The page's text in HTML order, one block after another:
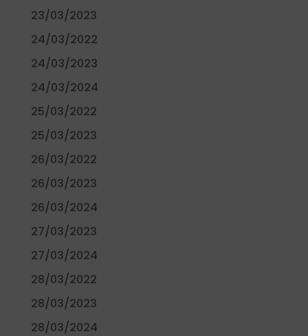
23/03/2023
24/03/2022
24/03/2023
24/03/2024
25/03/2022
25/03/2023
26/03/2022
26/03/2023
26/03/2024
27/03/2023
27/03/2024
28/03/2022
28/03/2023
28/03/2024